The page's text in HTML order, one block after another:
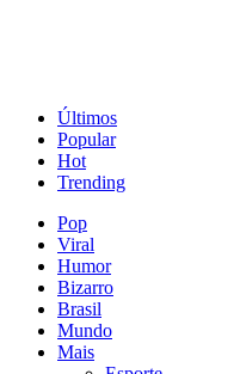
Últimos
Popular
Hot
Trending
Pop
Viral
Humor
Bizarro
Brasil
Mundo
Mais